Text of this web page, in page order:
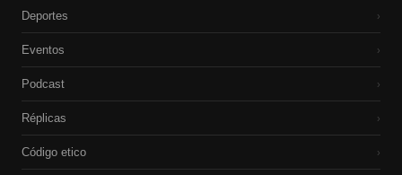
Deportes ›
Eventos ›
Podcast ›
Réplicas ›
Código etico ›